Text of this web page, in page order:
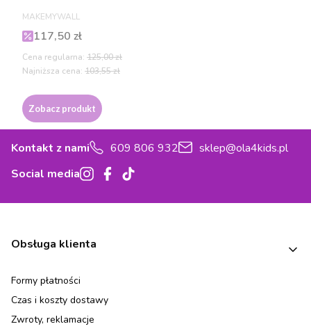
PRODUCENT
MAKEMYWALL
Cena promocyjna
117,50 zł
Cena regularna: 125,00 zł
Najniższa cena: 103,55 zł
Zobacz produkt
Kontakt z nami 609 806 932
sklep@ola4kids.pl
Social media
Linki w stopce
Obsługa klienta
Formy płatności
Czas i koszty dostawy
Zwroty, reklamacje